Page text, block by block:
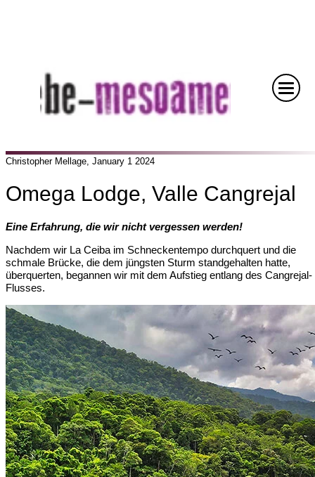
Christopher Mellage, January 1 2024
Omega Lodge, Valle Cangrejal
Eine Erfahrung, die wir nicht vergessen werden!
Nachdem wir La Ceiba im Schneckentempo durchquert und die
schmale Brücke, die dem jüngsten Sturm standgehalten hatte,
überquerten, begannen wir mit dem Aufstieg entlang des Cangrejal-
Flusses.